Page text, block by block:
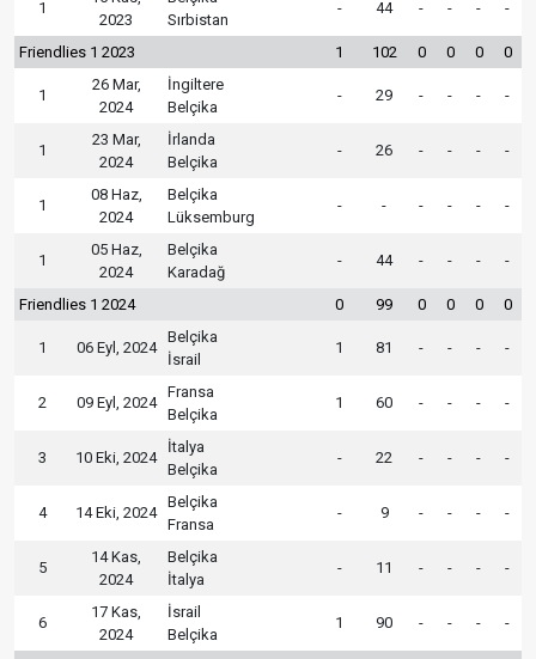
1
2023
Sırbistan
- 44 - - - -
Friendlies 1 2023 1 102 0 0 0 0
1
26 Mar,
2024
İngiltere
Belçika
- 29 - - - -
1
23 Mar,
2024
İrlanda
Belçika
- 26 - - - -
1
08 Haz,
2024
Belçika
Lüksemburg
- - - - - -
1
05 Haz,
2024
Belçika
Karadağ
- 44 - - - -
Friendlies 1 2024 0 99 0 0 0 0
1 06 Eyl, 2024
Belçika
İsrail
1 81 - - - -
2 09 Eyl, 2024
Fransa
Belçika
1 60 - - - -
3 10 Eki, 2024
İtalya
Belçika
- 22 - - - -
4 14 Eki, 2024
Belçika
Fransa
- 9 - - - -
5
14 Kas,
2024
Belçika
İtalya
- 11 - - - -
6
17 Kas,
2024
İsrail
Belçika
1 90 - - - -